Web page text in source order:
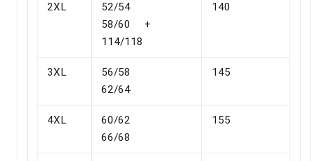
2XL
52/54
58/60 +
114/118
140
3XL
56/58
62/64
145
4XL
60/62
66/68
155